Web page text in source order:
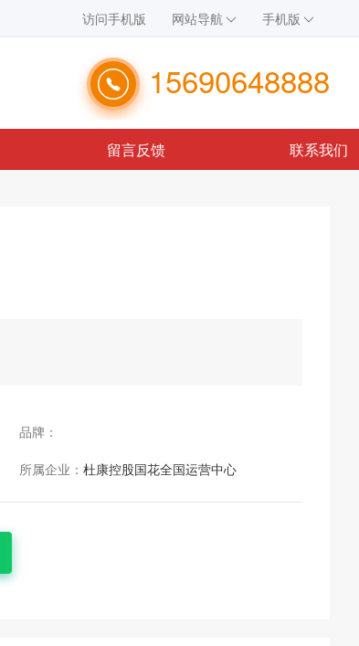
访问手机版 网站导航 手机版
15690648888
留言反馈 联系我们
品牌：
所属企业： 杜康控股国花全国运营中心